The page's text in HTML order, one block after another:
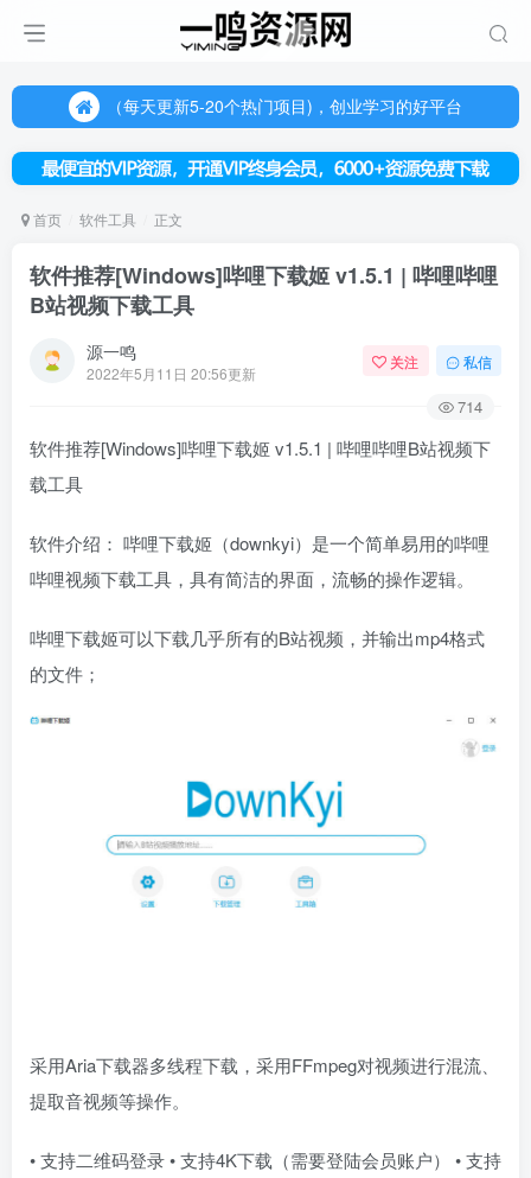
（每天更新5-20个热门项目)，创业学习的好平台
（每天更新5-20个热门项目)，创业学习的好平台
欢迎访问一鸣资源网，本站汇集数千网创课程和项目
首页 软件工具 正文
软件推荐[Windows]哔哩下载姬 v1.5.1 | 哔哩哔哩
B站视频下载工具
源一鸣
2022年5月11日 20:56更新
关注 私信
714
软件推荐[Windows]哔哩下载姬 v1.5.1 | 哔哩哔哩B站视频下
载工具
软件介绍： 哔哩下载姬（downkyi）是一个简单易用的哔哩
哔哩视频下载工具，具有简洁的界面，流畅的操作逻辑。
哔哩下载姬可以下载几乎所有的B站视频，并输出mp4格式
的文件；
采用Aria下载器多线程下载，采用FFmpeg对视频进行混流、
提取音视频等操作。
• 支持二维码登录 • 支持4K下载（需要登陆会员账户） • 支持